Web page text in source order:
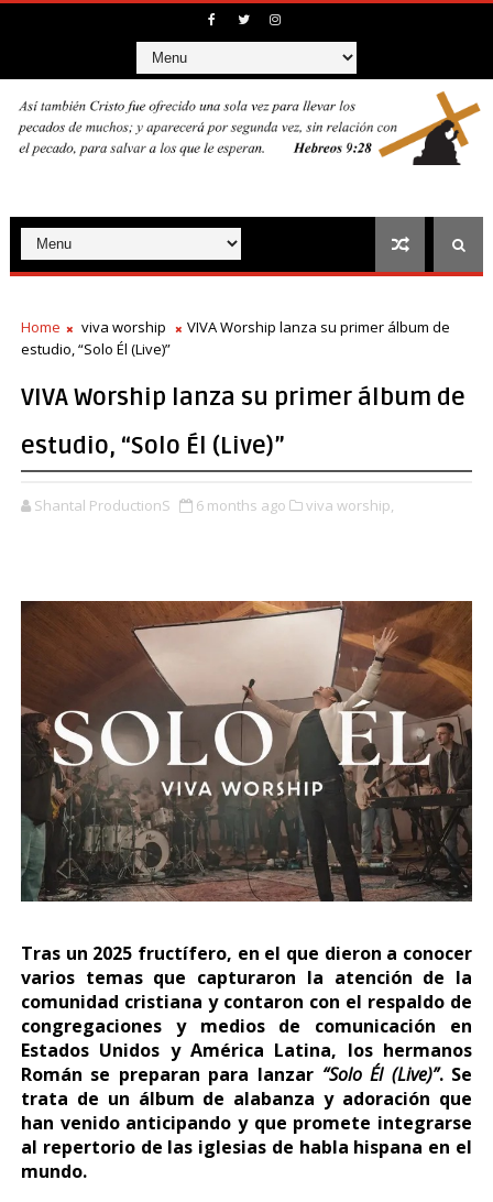
Home viva worship
VIVA Worship lanza su primer álbum de
estudio, “Solo Él (Live)”
VIVA Worship lanza su primer álbum de
estudio, “Solo Él (Live)”
Shantal ProductionS 6 months ago viva worship,
Tras un 2025 fructífero, en el que dieron a conocer
varios temas que capturaron la atención de la
comunidad cristiana y contaron con el respaldo de
congregaciones y medios de comunicación en
Estados Unidos y América Latina, los hermanos
Román se preparan para lanzar “Solo Él (Live)”. Se
trata de un álbum de alabanza y adoración que
han venido anticipando y que promete integrarse
al repertorio de las iglesias de habla hispana en el
mundo.